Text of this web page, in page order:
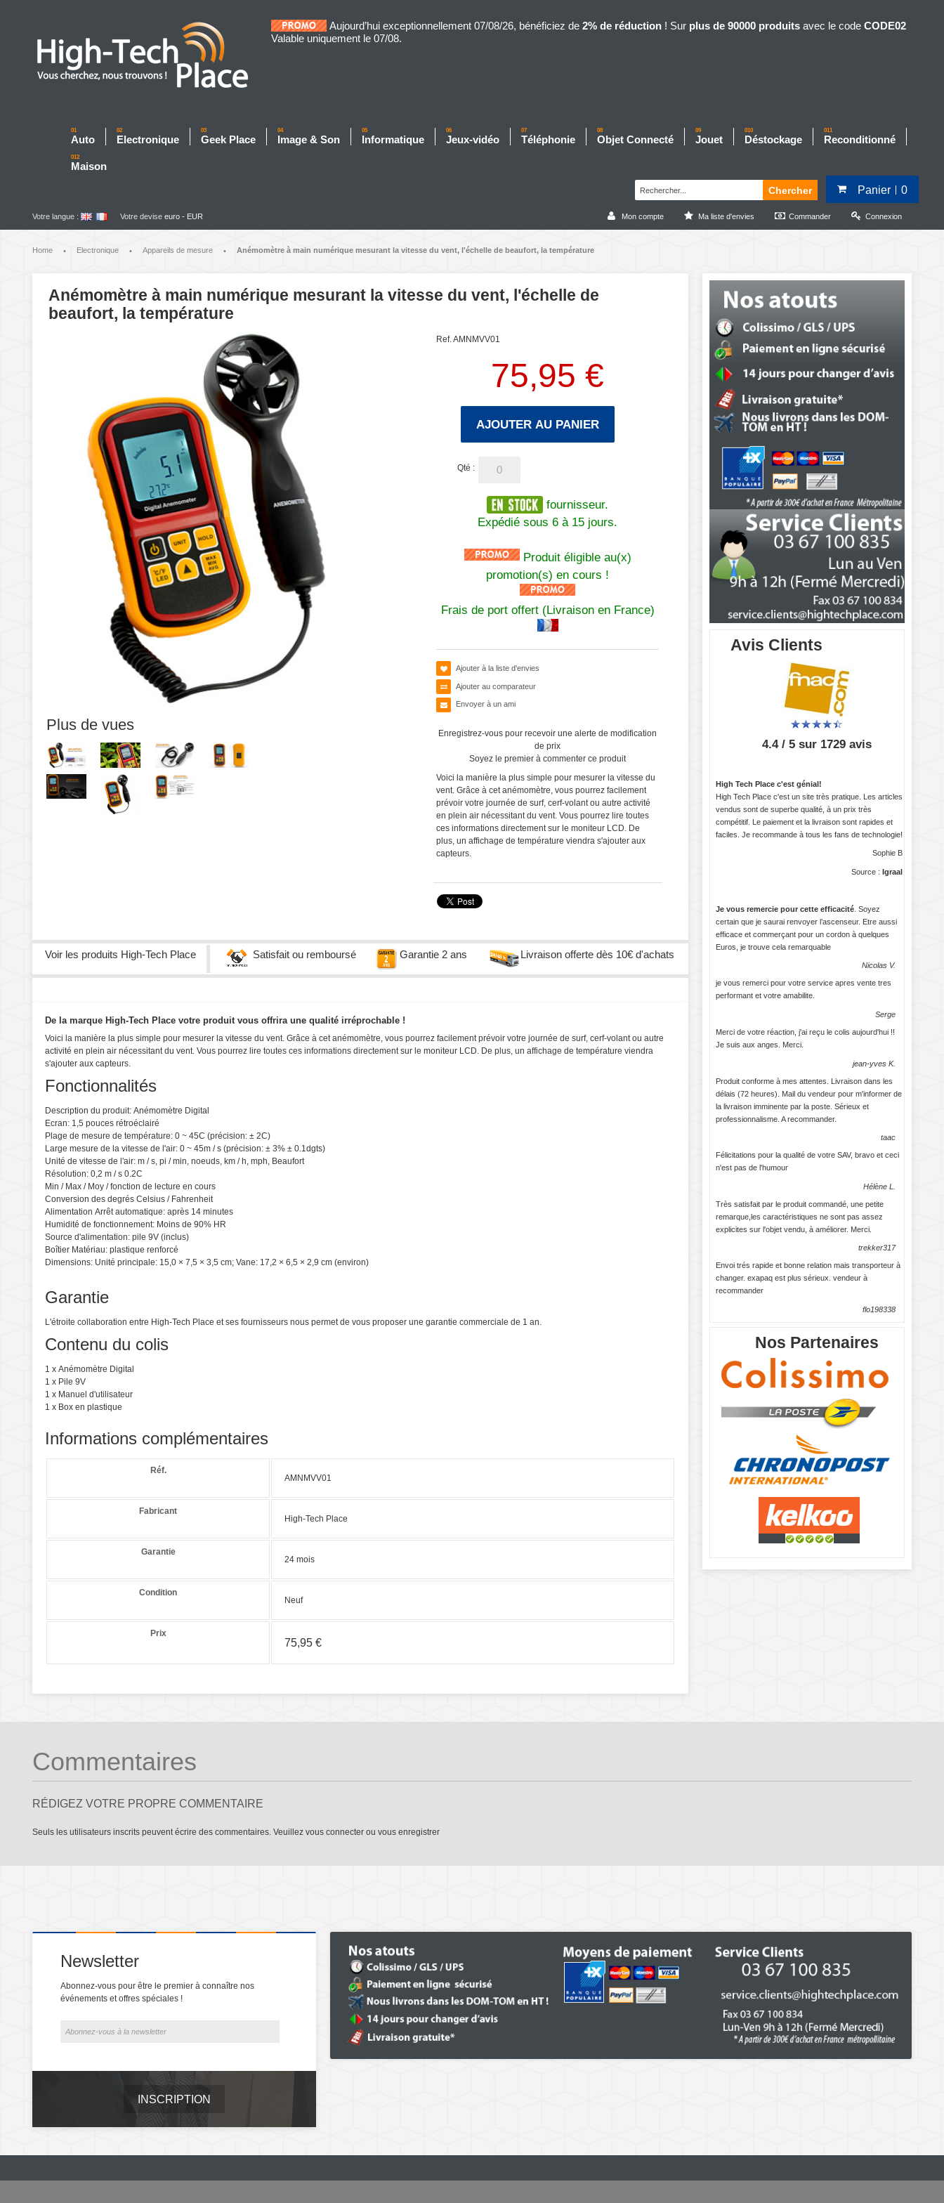
Aujourd’hui exceptionnellement 07/08/26, bénéficiez de 2% de réduction ! Sur plus de 90000 produits avec le code CODE02
Valable uniquement le 07/08.
01
Auto
02
Electronique
03
Geek Place
04
Image & Son
05
Informatique
06
Jeux-vidéo
07
Téléphonie
08
Objet Connecté
09
Jouet
010
Déstockage
011
Reconditionné
012
Maison
Panier
0
Chercher
Mon compte Ma liste d'envies Commander Connexion
Votre langue : Votre devise euro - EUR
Home • Electronique • Appareils de mesure • Anémomètre à main numérique mesurant la vitesse du vent, l'échelle de beaufort, la température
Anémomètre à main numérique mesurant la vitesse du vent, l'échelle de
beaufort, la température
Plus de vues
Ref. AMNMVV01
75,95 €
AJOUTER AU PANIER
Qté :
fournisseur.
Expédié sous 6 à 15 jours.
Produit éligible au(x)
promotion(s) en cours !
Frais de port offert (Livraison en France)
Ajouter à la liste d'envies
Ajouter au comparateur
Envoyer à un ami
Enregistrez-vous pour recevoir une alerte de modification
de prix
Soyez le premier à commenter ce produit
Voici la manière la plus simple pour mesurer la vitesse du
vent. Grâce à cet anémomètre, vous pourrez facilement
prévoir votre journée de surf, cerf-volant ou autre activité
en plein air nécessitant du vent. Vous pourrez lire toutes
ces informations directement sur le moniteur LCD. De
plus, un affichage de température viendra s'ajouter aux
capteurs.
Voir les produits High-Tech Place Satisfait ou remboursé Garantie 2 ans Livraison offerte dès 10€ d'achats
De la marque High-Tech Place votre produit vous offrira une qualité irréprochable !
Voici la manière la plus simple pour mesurer la vitesse du vent. Grâce à cet anémomètre, vous pourrez facilement prévoir votre journée de surf, cerf-volant ou autre
activité en plein air nécessitant du vent. Vous pourrez lire toutes ces informations directement sur le moniteur LCD. De plus, un affichage de température viendra
s'ajouter aux capteurs.
Fonctionnalités
Description du produit: Anémomètre Digital
Ecran: 1,5 pouces rétroéclairé
Plage de mesure de température: 0 ~ 45C (précision: ± 2C)
Large mesure de la vitesse de l'air: 0 ~ 45m / s (précision: ± 3% ± 0.1dgts)
Unité de vitesse de l'air: m / s, pi / min, noeuds, km / h, mph, Beaufort
Résolution: 0,2 m / s 0.2C
Min / Max / Moy / fonction de lecture en cours
Conversion des degrés Celsius / Fahrenheit
Alimentation Arrêt automatique: après 14 minutes
Humidité de fonctionnement: Moins de 90% HR
Source d'alimentation: pile 9V (inclus)
Boîtier Matériau: plastique renforcé
Dimensions: Unité principale: 15,0 × 7,5 × 3,5 cm; Vane: 17,2 × 6,5 × 2,9 cm (environ)
Garantie
L'étroite collaboration entre High-Tech Place et ses fournisseurs nous permet de vous proposer une garantie commerciale de 1 an.
Contenu du colis
1 x Anémomètre Digital
1 x Pile 9V
1 x Manuel d'utilisateur
1 x Box en plastique
Informations complémentaires
Réf.
AMNMVV01
Fabricant
High-Tech Place
Garantie
24 mois
Condition
Neuf
Prix
75,95 €
Avis Clients
4.4 / 5 sur 1729 avis
High Tech Place c'est génial!
High Tech Place c'est un site très pratique. Les articles
vendus sont de superbe qualité, à un prix très
compétitif. Le paiement et la livraison sont rapides et
faciles. Je recommande à tous les fans de technologie!
Sophie B
Source : Igraal
Je vous remercie pour cette efficacité . Soyez
certain que je saurai renvoyer l’ascenseur. Etre aussi
efficace et commerçant pour un cordon à quelques
Euros, je trouve cela remarquable
Nicolas V.
je vous remerci pour votre service apres vente tres
performant et votre amabilite.
Serge
Merci de votre réaction, j'ai reçu le colis aujourd'hui !!
Je suis aux anges. Merci.
jean-yves K.
Produit conforme à mes attentes. Livraison dans les
délais (72 heures). Mail du vendeur pour m'informer de
la livraison imminente par la poste. Sérieux et
professionnalisme. A recommander.
taac
Félicitations pour la qualité de votre SAV, bravo et ceci
n'est pas de l'humour
Hélène L.
Très satisfait par le produit commandé, une petite
remarque,les caractéristiques ne sont pas assez
explicites sur l'objet vendu, à améliorer. Merci.
trekker317
Envoi trés rapide et bonne relation mais transporteur à
changer. exapaq est plus sérieux. vendeur à
recommander
flo198338
Nos Partenaires
Commentaires
RÉDIGEZ VOTRE PROPRE COMMENTAIRE
Seuls les utilisateurs inscrits peuvent écrire des commentaires. Veuillez vous connecter ou vous enregistrer
Newsletter
Abonnez-vous pour être le premier à connaître nos
événements et offres spéciales !
INSCRIPTION